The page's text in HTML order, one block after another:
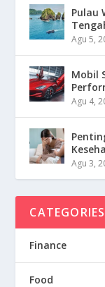
Pulau
Agu 5,
Mobil
Agu 4,
Agu 3,
CATEGORIES
Finance
Food